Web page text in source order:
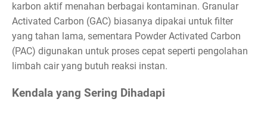
karbon aktif menahan berbagai kontaminan. Granular
Activated Carbon (GAC) biasanya dipakai untuk filter
yang tahan lama, sementara Powder Activated Carbon
(PAC) digunakan untuk proses cepat seperti pengolahan
limbah cair yang butuh reaksi instan.
Kendala yang Sering Dihadapi